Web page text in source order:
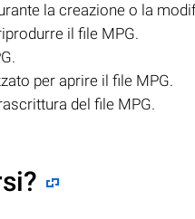
la creazione o la
il file MPG.
per aprire il file MPG.
del file MPG.